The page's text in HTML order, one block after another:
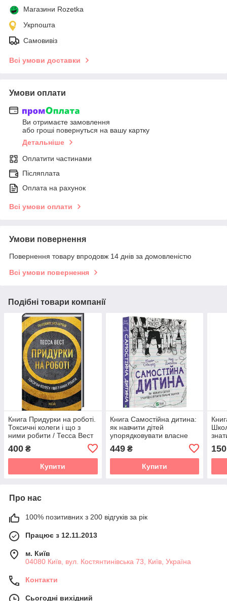
Магазини Rozetka
Укрпошта
Самовивіз
Всі умови доставки
Умови оплати
Ви отримаєте замовлення
або гроші повернуться на вашу картку
Детальніше
Оплатити частинами
Післяплата
Оплата на рахунок
Всі умови оплати
Умови повернення
Повернення товару впродовж 14 днів за домовленістю
Всі умови повернення
Подібні товари компанії
Книга Придурки на роботі.
Токсичні колеги і що з
ними робити / Тесса Вест
400 ₴
Купити
Книга Самостійна дитина:
як навчити дітей
упорядковувати власне
449₴
Купити
150
Про нас
100% позитивних з 200 відгуків за рік
Працює з 12.11.2013
м. Київ
04080 Київ, вул. Костянтинівська 73, Київ, Україна
Контакти
Сьогодні вихідний